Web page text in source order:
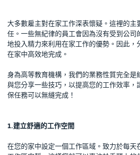
大多數雇主對在家工作深表懷疑。這裡的主
任。一些無紀律的員工會因為沒有受到公司
地投入精力來利用在家工作的優勢。因此，
在家中高效地完成。
身為高等教育機構，我們的業務性質完全是
與您分享一些技巧，以提高您的工作效率，
保任務可以無縫完成！
1.建立舒適的工作空間
在您的家中設定一個工作區域。致力於每天